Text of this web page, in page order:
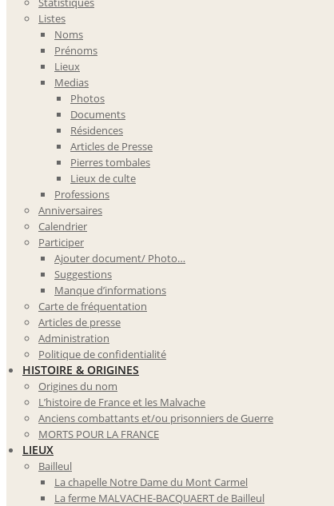
Listes
Noms
Prénoms
Lieux
Medias
Photos
Documents
Résidences
Articles de Presse
Pierres tombales
Lieux de culte
Professions
Anniversaires
Calendrier
Participer
Ajouter document/ Photo…
Suggestions
Manque d’informations
Carte de fréquentation
Articles de presse
Administration
Politique de confidentialité
HISTOIRE & ORIGINES
Origines du nom
L’histoire de France et les Malvache
Anciens combattants et/ou prisonniers de Guerre
MORTS POUR LA FRANCE
LIEUX
Bailleul
La chapelle Notre Dame du Mont Carmel
La ferme MALVACHE-BACQUAERT de Bailleul